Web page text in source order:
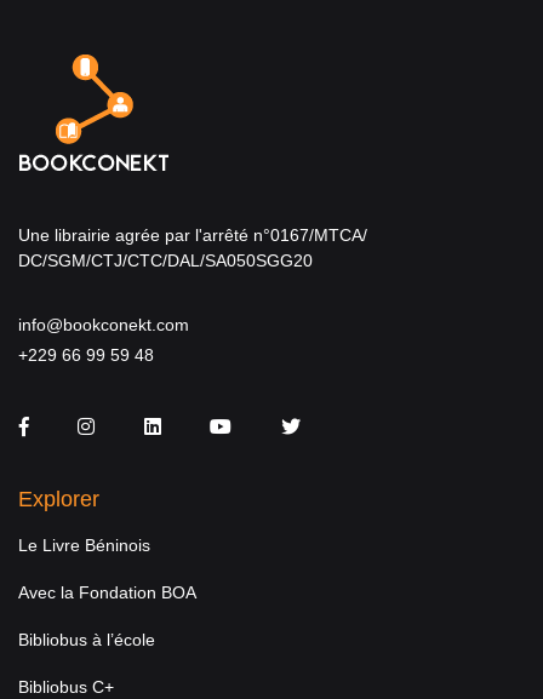
Une librairie agrée par l'arrêté n°0167/MTCA/
DC/SGM/CTJ/CTC/DAL/SA050SGG20
info@bookconekt.com
+229 66 99 59 48
FacebookInstagramLinkedInYou TubeTwitter
Explorer
Le Livre Béninois
Avec la Fondation BOA
Bibliobus à l’école
Bibliobus C+